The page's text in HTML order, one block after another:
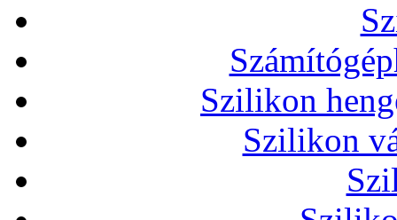
Szilikon
Szilikon